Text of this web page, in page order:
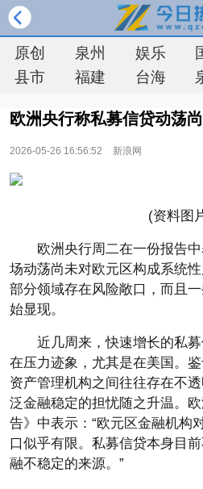
原创 泉州 娱乐
县市
福建 台海
欧洲央行称私募信贷动荡
2026-05-26 16:56:52 新浪网
(资料图
欧洲央行周二在一份报告
场动荡尚未对欧元区构成系统
部分领域存在风险敞口，而且
始显现。
近几周来，快速增长的私
在压力迹象，尤其是在美国。
资产管理机构之间往往存在不
泛金融稳定的担忧随之升温。
告》中表示：“欧元区金融机构
口似乎有限。私募信贷本身目
融不稳定的来源。”